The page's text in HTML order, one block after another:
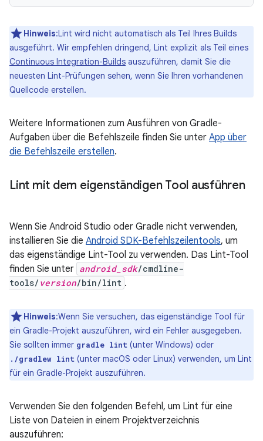
Hinweis:Lint wird nicht automatisch als Teil Ihres Builds
ausgeführt. Wir empfehlen dringend, Lint explizit als Teil eines
Continuous Integration-Builds auszuführen, damit Sie die
neuesten Lint-Prüfungen sehen, wenn Sie Ihren vorhandenen
Quellcode erstellen.
Weitere Informationen zum Ausführen von Gradle-
Aufgaben über die Befehlszeile finden Sie unter App über
die Befehlszeile erstellen.
Lint mit dem eigenständigen Tool ausführen
Wenn Sie Android Studio oder Gradle nicht verwenden,
installieren Sie die Android SDK-Befehlszeilentools, um
das eigenständige Lint-Tool zu verwenden. Das Lint-Tool
finden Sie unter android_sdk/cmdline-
tools/ version/bin/lint .
Hinweis:Wenn Sie versuchen, das eigenständige Tool für
ein Gradle-Projekt auszuführen, wird ein Fehler ausgegeben.
Sie sollten immer gradle lint (unter Windows) oder
./gradlew lint (unter macOS oder Linux) verwenden, um Lint
für ein Gradle-Projekt auszuführen.
Verwenden Sie den folgenden Befehl, um Lint für eine
Liste von Dateien in einem Projektverzeichnis
auszuführen: